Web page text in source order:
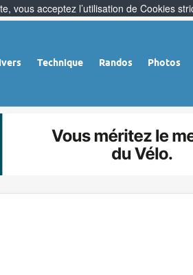
Technique Randos Photos
vous acceptez l’utilisation de Cookies